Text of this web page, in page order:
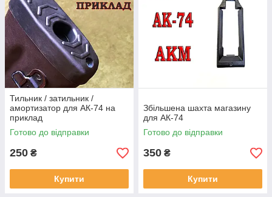
Тильник / затильник /
амортизатор для АК-74 на
приклад
Готово до відправки
250 ₴
Купити
Збільшена шахта магазину
для АК-74
Готово до відправки
350 ₴
Купити